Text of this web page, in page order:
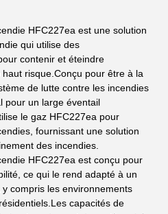
HFC227ea est une solution
qui utilise des
contenir et éteindre
risque.Conçu pour être à la
de lutte contre les incendies
pour un large éventail
le gaz HFC227ea pour
fournissant une solution
des incendies.
HFC227ea est conçu pour
ce qui le rend adapté à un
compris les environnements
capacités de